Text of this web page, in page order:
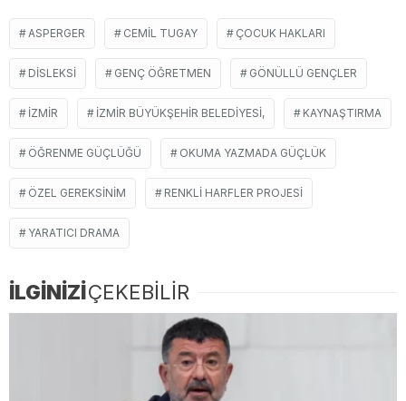
ASPERGER CEMIL TUGAY ÇOCUK HAKLARI
DISLEKSI GENÇ ÖĞRETMEN GÖNÜLLÜ GENÇLER
İZMIR İZMIR BÜYÜKŞEHIR BELEDIYESI, KAYNAŞTIRMA
ÖĞRENME GÜÇLÜĞÜ OKUMA YAZMADA GÜÇLÜK
ÖZEL GEREKSINIM RENKLI HARFLER PROJESI
YARATICI DRAMA
İLGİNİZİÇEKEBİLİR